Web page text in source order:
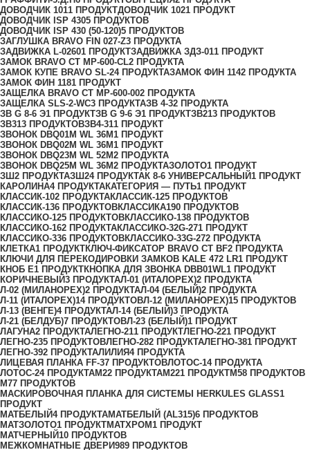
ДОВОДЧИК 1011 ПРОДУКТДОВОДЧИК 1021 ПРОДУКТ
ДОВОДЧИК ISP 4305 ПРОДУКТОВ
ДОВОДЧИК ISP 430 (50-120)5 ПРОДУКТОВ
ЗАГЛУШКА BRAVO FIN 027-Z3 ПРОДУКТА
ЗАДВИЖКА L-02601 ПРОДУКТЗАДВИЖКА ЗДЗ-011 ПРОДУКТ
ЗАМОК BRAVO СТ MP-600-CL2 ПРОДУКТА
ЗАМОК КУПЕ BRAVO SL-24 ПРОДУКТАЗАМОК ФИН 1142 ПРОДУКТА
ЗАМОК ФИН 1181 ПРОДУКТ
ЗАЩЕЛКА BRAVO СТ MP-600-002 ПРОДУКТА
ЗАЩЕЛКА SLS-2-WC3 ПРОДУКТАЗВ 4-32 ПРОДУКТА
ЗВ G 8-6 Э1 ПРОДУКТЗВ G 9-6 Э1 ПРОДУКТЗВ213 ПРОДУКТОВ
ЗВ313 ПРОДУКТОВЗВ4-311 ПРОДУКТ
ЗВОНОК DBQ01M WL 36M1 ПРОДУКТ
ЗВОНОК DBQ02M WL 36M1 ПРОДУКТ
ЗВОНОК DBQ23M WL 52M2 ПРОДУКТА
ЗВОНОК DBQ25M WL 36M2 ПРОДУКТАЗОЛОТО1 ПРОДУКТ
ЗШ2 ПРОДУКТАЗШ24 ПРОДУКТАК 8-6 УНИВЕРСАЛЬНЫЙ1 ПРОДУКТ
КАРОЛИНА4 ПРОДУКТАКАТЕГОРИЯ — ПУТЬ1 ПРОДУКТ
КЛАССИК-102 ПРОДУКТАКЛАССИК-125 ПРОДУКТОВ
КЛАССИК-136 ПРОДУКТОВКЛАССИКА190 ПРОДУКТОВ
КЛАССИКО-125 ПРОДУКТОВКЛАССИКО-138 ПРОДУКТОВ
КЛАССИКО-162 ПРОДУКТАКЛАССИКО-32G-271 ПРОДУКТ
КЛАССИКО-336 ПРОДУКТОВКЛАССИКО-33G-272 ПРОДУКТА
КЛЕТКА1 ПРОДУКТКЛЮЧ-ФИКСАТОР BRAVO СТ BF2 ПРОДУКТА
КЛЮЧИ ДЛЯ ПЕРЕКОДИРОВКИ ЗАМКОВ KALE 472 LR1 ПРОДУКТ
КНОБ Е1 ПРОДУКТКНОПКА ДЛЯ ЗВОНКА DBB01WL1 ПРОДУКТ
КОРИЧНЕВЫЙ3 ПРОДУКТАЛ-01 (ИТАЛОРЕХ)2 ПРОДУКТА
Л-02 (МИЛАНОРЕХ)2 ПРОДУКТАЛ-04 (БЕЛЫЙ)2 ПРОДУКТА
Л-11 (ИТАЛОРЕХ)14 ПРОДУКТОВЛ-12 (МИЛАНОРЕХ)15 ПРОДУКТОВ
Л-13 (ВЕНГЕ)4 ПРОДУКТАЛ-14 (БЕЛЫЙ)3 ПРОДУКТА
Л-21 (БЕЛДУБ)7 ПРОДУКТОВЛ-23 (БЕЛЫЙ)1 ПРОДУКТ
ЛАГУНА2 ПРОДУКТАЛЕГНО-211 ПРОДУКТЛЕГНО-221 ПРОДУКТ
ЛЕГНО-235 ПРОДУКТОВЛЕГНО-282 ПРОДУКТАЛЕГНО-381 ПРОДУКТ
ЛЕГНО-392 ПРОДУКТАЛИЛИЯ4 ПРОДУКТА
ЛИЦЕВАЯ ПЛАНКА FF-37 ПРОДУКТОВЛОТОС-14 ПРОДУКТА
ЛОТОС-24 ПРОДУКТАМ22 ПРОДУКТАМ221 ПРОДУКТМ58 ПРОДУКТОВ
М77 ПРОДУКТОВ
МАСКИРОВОЧНАЯ ПЛАНКА ДЛЯ СИСТЕМЫ HERKULES GLASS1
ПРОДУКТ
МАТБЕЛЫЙ4 ПРОДУКТАМАТБЕЛЫЙ (AL315)6 ПРОДУКТОВ
МАТЗОЛОТО1 ПРОДУКТМАТХРОМ1 ПРОДУКТ
МАТЧЕРНЫЙ10 ПРОДУКТОВ
МЕЖКОМНАТНЫЕ ДВЕРИ989 ПРОДУКТОВ